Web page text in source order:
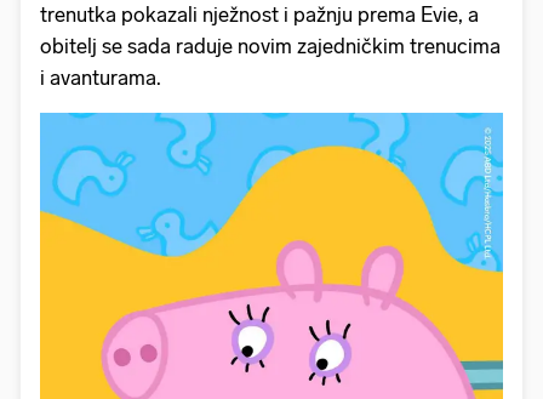
trenutka pokazali nježnost i pažnju prema Evie, a
obitelj se sada raduje novim zajedničkim trenucima
i avanturama.